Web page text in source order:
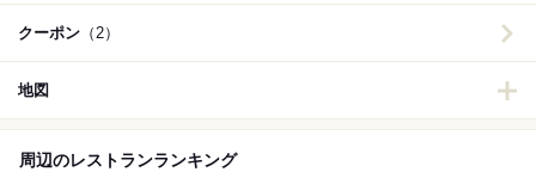
クーポン （2）
地図
周辺のレストランランキング